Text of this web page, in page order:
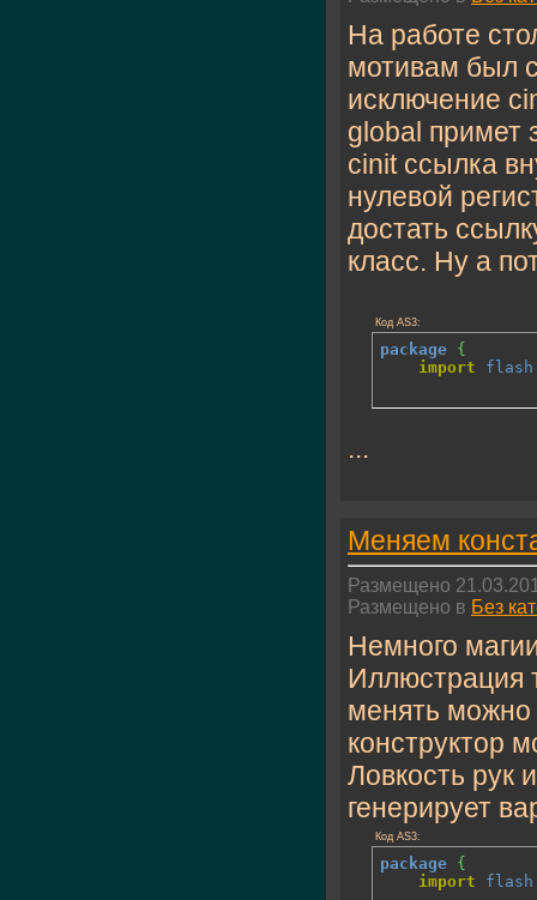
На работе
мотивам был
исключение
global примет
cinit ссылка
нулевой
достать
класс. Ну а
Код AS3:
package {
import
...
Меняем
Размещено
Размещено в Без
Немного
Иллюстрация
менять можно
конструктор
Ловкость рук
генерирует
Код AS3:
package {
import